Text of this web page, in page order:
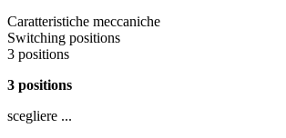
Caratteristiche meccaniche
Switching positions
3 positions
3 positions
scegliere ...